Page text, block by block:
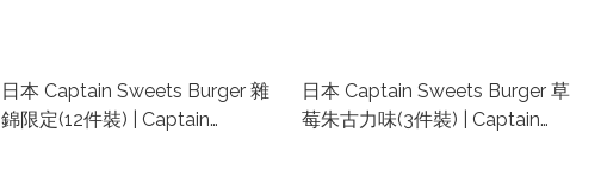
日本 Captain Sweets Burger 雜
錦限定(12件裝) | Captain
日本 Captain Sweets Burger 草
莓朱古力味(3件裝) | Captain